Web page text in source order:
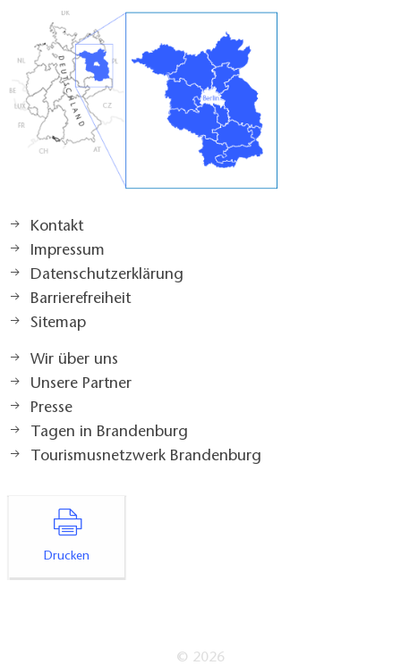
Kontakt
Impressum
Datenschutzerklärung
Barrierefreiheit
Sitemap
Wir über uns
Unsere Partner
Presse
Tagen in Brandenburg
Tourismusnetzwerk Brandenburg
Drucken
© 2026